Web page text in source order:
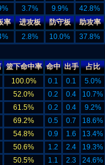
3.7% 9.9% 42.8%
率 进攻板 防守板 助攻率
2.8% 10.0% 37.8%
篮下命中率 命中 出手 占比
100.0% 0.1 0.1 5.0%
52.0% 0.2 0.4 10.7%
61.5% 0.2 0.4 9.2%
69.2% 0.5 0.7 18.6%
54.8% 0.9 1.6 13.4%
50.6% 1.2 2.4 19.3%
50.5% 1.1 2.3 24.6%